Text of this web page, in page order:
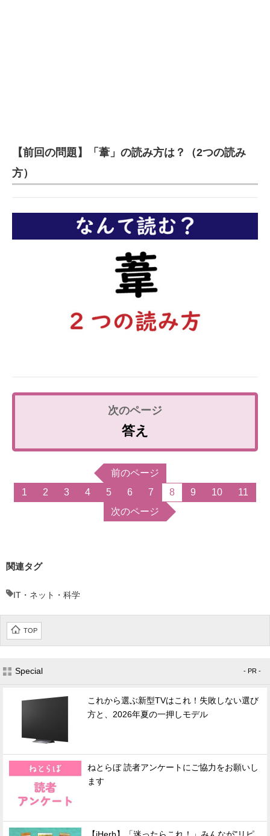
【前回の問題】「葦」の読み方は？（2つの読み
方）
答え
前のページ
1
2 3 4 5 6 7 8 9 10
11
次のページ
関連タグ
IT・ネット・科学
TOP
Special - PR -
これから選ぶ新型TVはこれ！失敗しない選び
方と、2026年夏の一押しモデル
ねとらぼ 読者アンケートにご協力をお願いし
ます